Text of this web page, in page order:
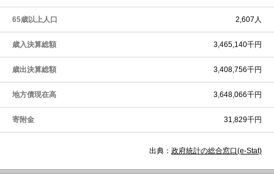
65歳以上人口 2,607人
歳入決算総額 3,465,140千円
歳出決算総額 3,408,756千円
地方債現在高 3,648,066千円
寄附金 31,829千円
出典： 政府統計の総合窓口(e-Stat)